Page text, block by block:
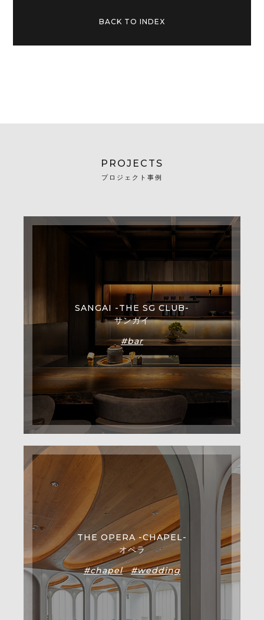
BACK TO INDEX
PROJECTS
プロジェクト事例
SANGAI -THE SG CLUB-
サンガイ
#bar
THE OPERA -CHAPEL-
オペラ
#chapel
#wedding